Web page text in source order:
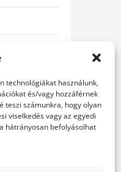
technológiákat használunk,
és/vagy hozzáférnek
teszi számunkra, hogy olyan
viselkedés vagy az egyedi
hátrányosan befolyásolhat